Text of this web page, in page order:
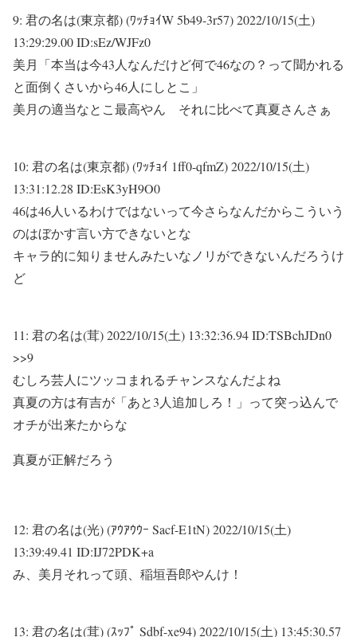
9: 君の名は(東京都) (ﾜｯﾁｮｲW 5b49-3r57)2022/10/15(土)
13:29:29.00 ID:sEz/WJFz0
美月「本当は今43人なんだけど何で46なの？って聞かれる
と面倒くさいから46人にしとこ」
美月の適当なとこ最高やん それに比べて真夏さんさぁ
10: 君の名は(東京都) (ﾜｯﾁｮｲ 1ff0-qfmZ)2022/10/15(土)
13:31:12.28 ID:EsK3yH9O0
46は46人いるわけではないって今さらなんだからこういう
のはぼかす言い方できないとな
キャラ的に知りませんみたいなノリができないんだろうけ
ど
11: 君の名は(茸)2022/10/15(土) 13:32:36.94 ID:TSBchJDn0
>>9
むしろ芸人にツッコまれるチャンスなんだよね
真夏の方は有吉が「あと3人追加しろ！」って突っ込んで
オチが出来たからな
真夏が正解だろう
12: 君の名は(光) (ｱｳｱｳｳｰ Sacf-E1tN)2022/10/15(土)
13:39:49.41 ID:IJ72PDK+a
み、美月それって頭、稲垣吾郎やんけ！
13: 君の名は(茸) (ｽｯﾌﾟ Sdbf-xe94)2022/10/15(土) 13:45:30.57